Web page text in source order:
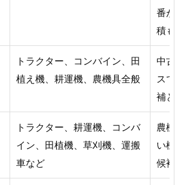
番
積
トラクター、コンバイン、田
植え機、耕運機、農機具全般
中
ス
補
トラクター、耕運機、コンバ
イン、田植機、草刈機、運搬
車など
農
い
候